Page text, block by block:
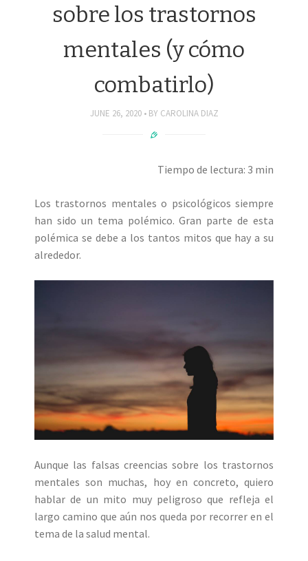
sobre los trastornos
mentales (y cómo
combatirlo)
JUNE 26, 2020 BY CAROLINA DIAZ
Tiempo de lectura: 3 min
Los trastornos mentales o psicológicos siempre
han sido un tema polémico. Gran parte de esta
polémica se debe a los tantos mitos que hay a su
alrededor.
Aunque las falsas creencias sobre los trastornos
mentales son muchas, hoy en concreto, quiero
hablar de un mito muy peligroso que refleja el
largo camino que aún nos queda por recorrer en el
tema de la salud mental.